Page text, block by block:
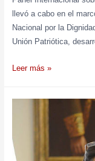
llevó a cabo en el
Nacional por la
Unión Patriótica,
Leer más »